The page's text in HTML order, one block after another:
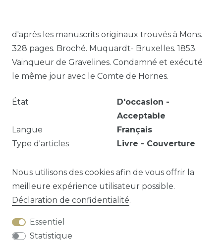
d'après les manuscrits originaux trouvés à Mons.
328 pages. Broché. Muquardt- Bruxelles. 1853.
Vainqueur de Gravelines. Condamné et exécuté
le même jour avec le Comte de Hornes.
État
D'occasion -
Acceptable
Langue
Français
Type d'articles
Livre - Couverture
Année
1853
Question sur cet article?
Nous utilisons des cookies afin de vous offrir la
meilleure expérience utilisateur possible.
Déclaration de confidentialité.
Essentiel
Statistique